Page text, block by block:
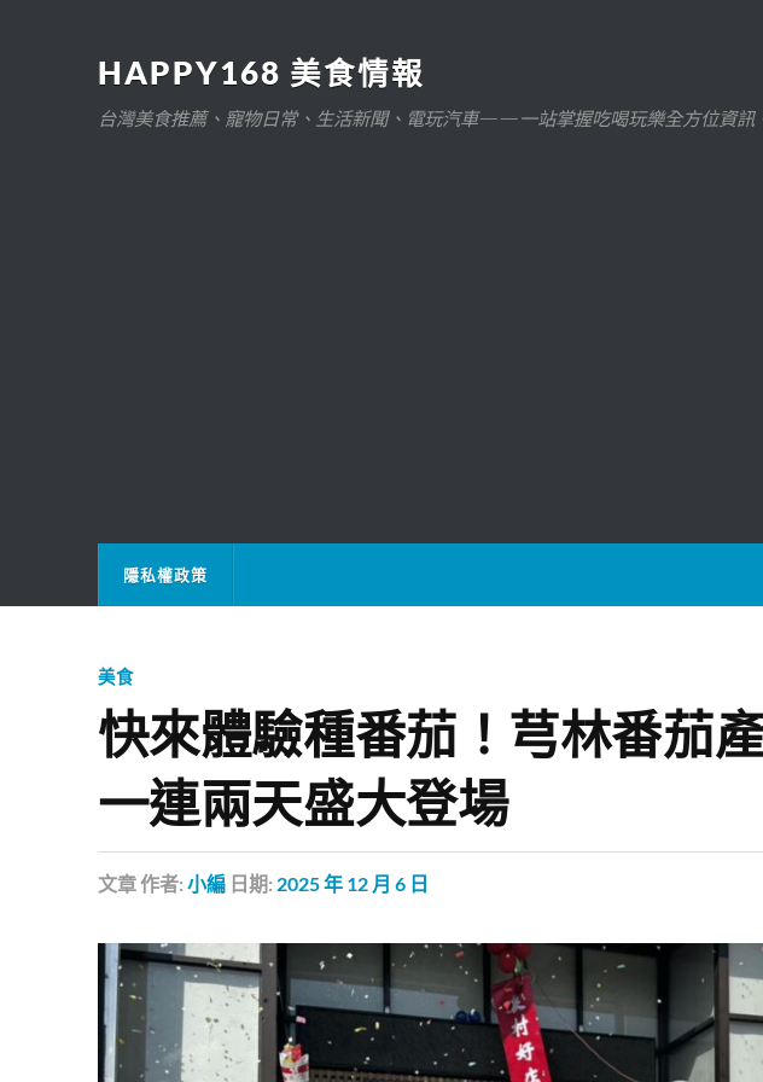
HAPPY168 美食情報
台灣美食推薦、寵物日常、生活新聞、電玩汽車——一站掌握吃喝玩樂全方位資訊
隱私權政策
美食
快來體驗種番茄！芎林番茄
一連兩天盛大登場
文章作者: 小編 日期: 2025 年 12 月 6 日